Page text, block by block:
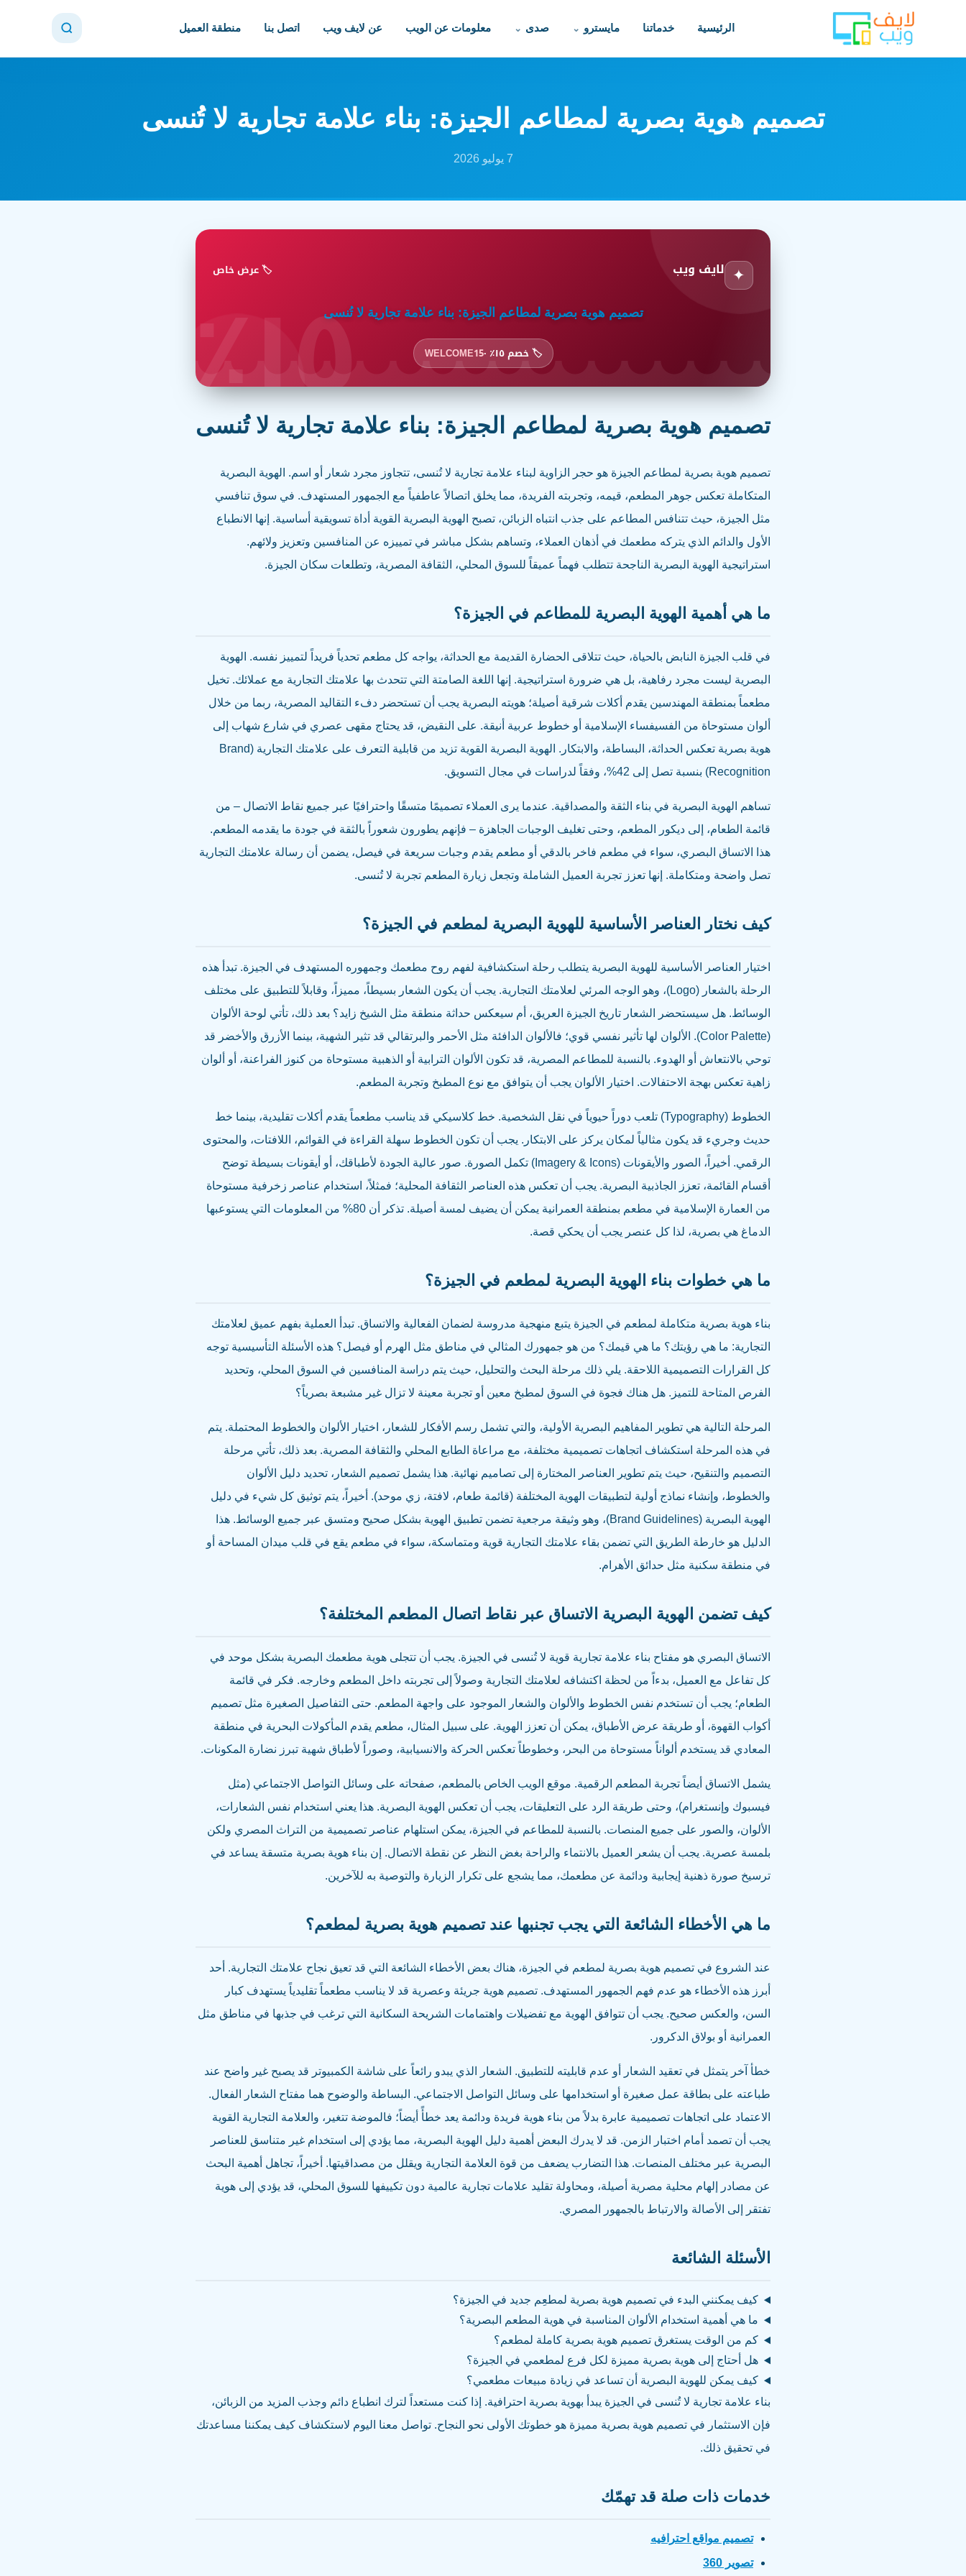
الرئيسية خدماتنا مايسترو صدى معلومات عن الويب عن لايف ويب اتصل بنا منطقة العميل
تصميم هوية بصرية لمطاعم الجيزة: بناء علامة تجارية لا تُنسى
7 يوليو 2026
١٥٪ ✦ لايف ويب 🏷️ عرض خاص
تصميم هوية بصرية لمطاعم الجيزة: بناء علامة تجارية لا تُنسى
🏷️ خصم ١٥٪ · WELCOME15
تصميم هوية بصرية لمطاعم الجيزة: بناء علامة تجارية لا تُنسى
تصميم هوية بصرية لمطاعم الجيزة هو حجر الزاوية لبناء علامة تجارية لا تُنسى، تتجاوز مجرد شعار أو اسم. الهوية البصرية
المتكاملة تعكس جوهر المطعم، قيمه، وتجربته الفريدة، مما يخلق اتصالاً عاطفياً مع الجمهور المستهدف. في سوق تنافسي
مثل الجيزة، حيث تتنافس المطاعم على جذب انتباه الزبائن، تصبح الهوية البصرية القوية أداة تسويقية أساسية. إنها الانطباع
الأول والدائم الذي يتركه مطعمك في أذهان العملاء، وتساهم بشكل مباشر في تمييزه عن المنافسين وتعزيز ولائهم.
استراتيجية الهوية البصرية الناجحة تتطلب فهماً عميقاً للسوق المحلي، الثقافة المصرية، وتطلعات سكان الجيزة.
ما هي أهمية الهوية البصرية للمطاعم في الجيزة؟
في قلب الجيزة النابض بالحياة، حيث تتلاقى الحضارة القديمة مع الحداثة، يواجه كل مطعم تحدياً فريداً لتمييز نفسه. الهوية
البصرية ليست مجرد رفاهية، بل هي ضرورة استراتيجية. إنها اللغة الصامتة التي تتحدث بها علامتك التجارية مع عملائك. تخيل
مطعماً بمنطقة المهندسين يقدم أكلات شرقية أصيلة؛ هويته البصرية يجب أن تستحضر دفء التقاليد المصرية، ربما من خلال
ألوان مستوحاة من الفسيفساء الإسلامية أو خطوط عربية أنيقة. على النقيض، قد يحتاج مقهى عصري في شارع شهاب إلى
هوية بصرية تعكس الحداثة، البساطة، والابتكار. الهوية البصرية القوية تزيد من قابلية التعرف على علامتك التجارية (Brand
Recognition) بنسبة تصل إلى 42%، وفقاً لدراسات في مجال التسويق.
تساهم الهوية البصرية في بناء الثقة والمصداقية. عندما يرى العملاء تصميمًا متسقًا واحترافيًا عبر جميع نقاط الاتصال – من
قائمة الطعام، إلى ديكور المطعم، وحتى تغليف الوجبات الجاهزة – فإنهم يطورون شعوراً بالثقة في جودة ما يقدمه المطعم.
هذا الاتساق البصري، سواء في مطعم فاخر بالدقي أو مطعم يقدم وجبات سريعة في فيصل، يضمن أن رسالة علامتك التجارية
تصل واضحة ومتكاملة. إنها تعزز تجربة العميل الشاملة وتجعل زيارة المطعم تجربة لا تُنسى.
كيف نختار العناصر الأساسية للهوية البصرية لمطعم في الجيزة؟
اختيار العناصر الأساسية للهوية البصرية يتطلب رحلة استكشافية لفهم روح مطعمك وجمهوره المستهدف في الجيزة. تبدأ هذه
الرحلة بالشعار (Logo)، وهو الوجه المرئي لعلامتك التجارية. يجب أن يكون الشعار بسيطاً، مميزاً، وقابلاً للتطبيق على مختلف
الوسائط. هل سيستحضر الشعار تاريخ الجيزة العريق، أم سيعكس حداثة منطقة مثل الشيخ زايد؟ بعد ذلك، تأتي لوحة الألوان
(Color Palette). الألوان لها تأثير نفسي قوي؛ فالألوان الدافئة مثل الأحمر والبرتقالي قد تثير الشهية، بينما الأزرق والأخضر قد
توحي بالانتعاش أو الهدوء. بالنسبة للمطاعم المصرية، قد تكون الألوان الترابية أو الذهبية مستوحاة من كنوز الفراعنة، أو ألوان
زاهية تعكس بهجة الاحتفالات. اختيار الألوان يجب أن يتوافق مع نوع المطبخ وتجربة المطعم.
الخطوط (Typography) تلعب دوراً حيوياً في نقل الشخصية. خط كلاسيكي قد يناسب مطعماً يقدم أكلات تقليدية، بينما خط
حديث وجريء قد يكون مثالياً لمكان يركز على الابتكار. يجب أن تكون الخطوط سهلة القراءة في القوائم، اللافتات، والمحتوى
الرقمي. أخيراً، الصور والأيقونات (Imagery & Icons) تكمل الصورة. صور عالية الجودة لأطباقك، أو أيقونات بسيطة توضح
أقسام القائمة، تعزز الجاذبية البصرية. يجب أن تعكس هذه العناصر الثقافة المحلية؛ فمثلاً، استخدام عناصر زخرفية مستوحاة
من العمارة الإسلامية في مطعم بمنطقة العمرانية يمكن أن يضيف لمسة أصيلة. تذكر أن 80% من المعلومات التي يستوعبها
الدماغ هي بصرية، لذا كل عنصر يجب أن يحكي قصة.
ما هي خطوات بناء الهوية البصرية لمطعم في الجيزة؟
بناء هوية بصرية متكاملة لمطعم في الجيزة يتبع منهجية مدروسة لضمان الفعالية والاتساق. تبدأ العملية بفهم عميق لعلامتك
التجارية: ما هي رؤيتك؟ ما هي قيمك؟ من هو جمهورك المثالي في مناطق مثل الهرم أو فيصل؟ هذه الأسئلة التأسيسية توجه
كل القرارات التصميمية اللاحقة. يلي ذلك مرحلة البحث والتحليل، حيث يتم دراسة المنافسين في السوق المحلي، وتحديد
الفرص المتاحة للتميز. هل هناك فجوة في السوق لمطبخ معين أو تجربة معينة لا تزال غير مشبعة بصرياً؟
المرحلة التالية هي تطوير المفاهيم البصرية الأولية، والتي تشمل رسم الأفكار للشعار، اختيار الألوان والخطوط المحتملة. يتم
في هذه المرحلة استكشاف اتجاهات تصميمية مختلفة، مع مراعاة الطابع المحلي والثقافة المصرية. بعد ذلك، تأتي مرحلة
التصميم والتنقيح، حيث يتم تطوير العناصر المختارة إلى تصاميم نهائية. هذا يشمل تصميم الشعار، تحديد دليل الألوان
والخطوط، وإنشاء نماذج أولية لتطبيقات الهوية المختلفة (قائمة طعام، لافتة، زي موحد). أخيراً، يتم توثيق كل شيء في دليل
الهوية البصرية (Brand Guidelines)، وهو وثيقة مرجعية تضمن تطبيق الهوية بشكل صحيح ومتسق عبر جميع الوسائط. هذا
الدليل هو خارطة الطريق التي تضمن بقاء علامتك التجارية قوية ومتماسكة، سواء في مطعم يقع في قلب ميدان المساحة أو
في منطقة سكنية مثل حدائق الأهرام.
كيف تضمن الهوية البصرية الاتساق عبر نقاط اتصال المطعم المختلفة؟
الاتساق البصري هو مفتاح بناء علامة تجارية قوية لا تُنسى في الجيزة. يجب أن تتجلى هوية مطعمك البصرية بشكل موحد في
كل تفاعل مع العميل، بدءاً من لحظة اكتشافه لعلامتك التجارية وصولاً إلى تجربته داخل المطعم وخارجه. فكر في قائمة
الطعام؛ يجب أن تستخدم نفس الخطوط والألوان والشعار الموجود على واجهة المطعم. حتى التفاصيل الصغيرة مثل تصميم
أكواب القهوة، أو طريقة عرض الأطباق، يمكن أن تعزز الهوية. على سبيل المثال، مطعم يقدم المأكولات البحرية في منطقة
المعادي قد يستخدم ألواناً مستوحاة من البحر، وخطوطاً تعكس الحركة والانسيابية، وصوراً لأطباق شهية تبرز نضارة المكونات.
يشمل الاتساق أيضاً تجربة المطعم الرقمية. موقع الويب الخاص بالمطعم، صفحاته على وسائل التواصل الاجتماعي (مثل
فيسبوك وإنستغرام)، وحتى طريقة الرد على التعليقات، يجب أن تعكس الهوية البصرية. هذا يعني استخدام نفس الشعارات،
الألوان، والصور على جميع المنصات. بالنسبة للمطاعم في الجيزة، يمكن استلهام عناصر تصميمية من التراث المصري ولكن
بلمسة عصرية. يجب أن يشعر العميل بالانتماء والراحة بغض النظر عن نقطة الاتصال. إن بناء هوية بصرية متسقة يساعد في
ترسيخ صورة ذهنية إيجابية ودائمة عن مطعمك، مما يشجع على تكرار الزيارة والتوصية به للآخرين.
ما هي الأخطاء الشائعة التي يجب تجنبها عند تصميم هوية بصرية لمطعم؟
عند الشروع في تصميم هوية بصرية لمطعم في الجيزة، هناك بعض الأخطاء الشائعة التي قد تعيق نجاح علامتك التجارية. أحد
أبرز هذه الأخطاء هو عدم فهم الجمهور المستهدف. تصميم هوية جريئة وعصرية قد لا يناسب مطعماً تقليدياً يستهدف كبار
السن، والعكس صحيح. يجب أن تتوافق الهوية مع تفضيلات واهتمامات الشريحة السكانية التي ترغب في جذبها في مناطق مثل
العمرانية أو بولاق الدكرور.
خطأ آخر يتمثل في تعقيد الشعار أو عدم قابليته للتطبيق. الشعار الذي يبدو رائعاً على شاشة الكمبيوتر قد يصبح غير واضح عند
طباعته على بطاقة عمل صغيرة أو استخدامها على وسائل التواصل الاجتماعي. البساطة والوضوح هما مفتاح الشعار الفعال.
الاعتماد على اتجاهات تصميمية عابرة بدلاً من بناء هوية فريدة ودائمة يعد خطأً أيضاً؛ فالموضة تتغير، والعلامة التجارية القوية
يجب أن تصمد أمام اختبار الزمن. قد لا يدرك البعض أهمية دليل الهوية البصرية، مما يؤدي إلى استخدام غير متناسق للعناصر
البصرية عبر مختلف المنصات. هذا التضارب يضعف من قوة العلامة التجارية ويقلل من مصداقيتها. أخيراً، تجاهل أهمية البحث
عن مصادر إلهام محلية مصرية أصيلة، ومحاولة تقليد علامات تجارية عالمية دون تكييفها للسوق المحلي، قد يؤدي إلى هوية
تفتقر إلى الأصالة والارتباط بالجمهور المصري.
الأسئلة الشائعة
كيف يمكنني البدء في تصميم هوية بصرية لمطعِم جديد في الجيزة؟
ما هي أهمية استخدام الألوان المناسبة في هوية المطعم البصرية؟
كم من الوقت يستغرق تصميم هوية بصرية كاملة لمطعم؟
هل أحتاج إلى هوية بصرية مميزة لكل فرع لمطعمي في الجيزة؟
كيف يمكن للهوية البصرية أن تساعد في زيادة مبيعات مطعمي؟
بناء علامة تجارية لا تُنسى في الجيزة يبدأ بهوية بصرية احترافية. إذا كنت مستعداً لترك انطباع دائم وجذب المزيد من الزبائن،
فإن الاستثمار في تصميم هوية بصرية مميزة هو خطوتك الأولى نحو النجاح. تواصل معنا اليوم لاستكشاف كيف يمكننا مساعدتك
في تحقيق ذلك.
خدمات ذات صلة قد تهمّك
تصميم مواقع احترافيه
تصوير 360